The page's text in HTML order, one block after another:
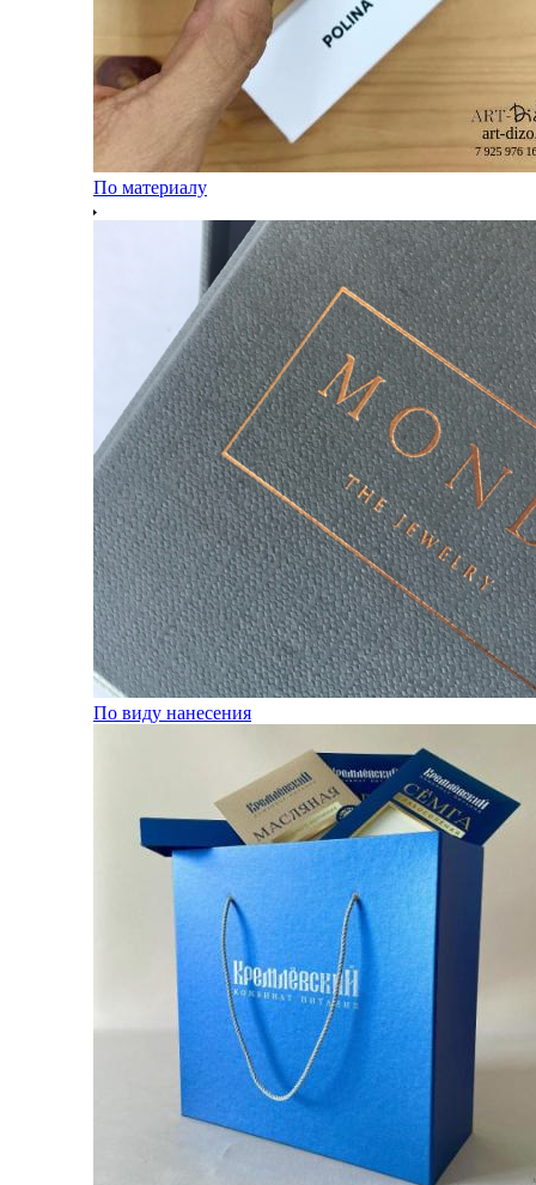
По материалу
По виду нанесения